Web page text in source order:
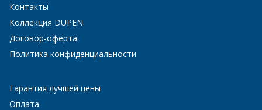
Контакты
Коллекция DUPEN
Договор-оферта
Политика конфиденциальности
Гарантия лучшей цены
Оплата